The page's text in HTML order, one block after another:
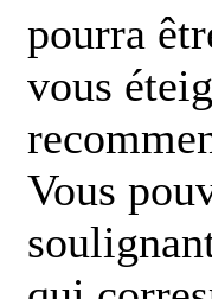
pourra
vous
Vous